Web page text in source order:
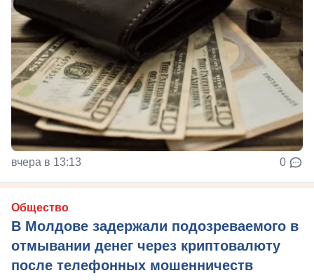
вчера в 13:13 0
Общество
В Молдове задержали подозреваемого в
отмывании денег через криптовалюту
после телефонных мошенничеств